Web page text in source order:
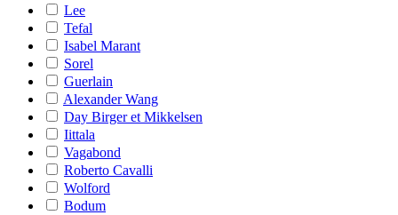
Lee
Tefal
Isabel Marant
Sorel
Guerlain
Alexander Wang
Day Birger et Mikkelsen
Iittala
Vagabond
Roberto Cavalli
Wolford
Bodum